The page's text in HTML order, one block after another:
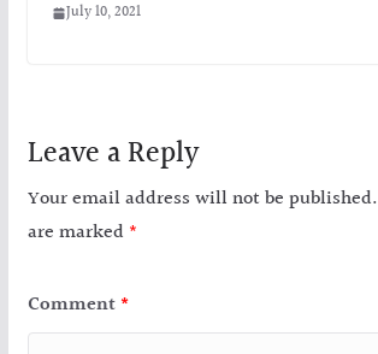
July 10, 2021
Leave a Reply
Your email address will not be published.
are marked *
Comment *